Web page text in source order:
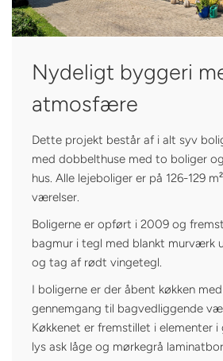
Nydeligt byggeri
atmosfære
Dette projekt består af i alt syv
med dobbelthuse med to boliger
hus. Alle lejeboliger er på 126-129
værelser.
Boligerne er opført i 2009 og
bagmur i tegl med blankt murværk
og tag af rødt vingetegl.
I boligerne er der åbent køkken
gennemgang til bagvedliggende
Køkkenet er fremstillet i elementer
lys ask låge og mørkegrå